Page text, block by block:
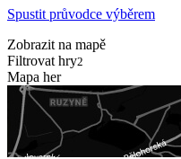
Spustit průvodce výběrem
Zobrazit na mapě
Filtrovat hry2
Mapa her